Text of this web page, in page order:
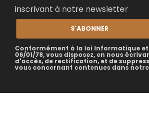
inscrivant à notre newsletter
S'ABONNER
Conformément à la loi Informatique et
06/01/78, vous disposez, en nous
d'accès, de rectification, et de
vous concernant contenues dans